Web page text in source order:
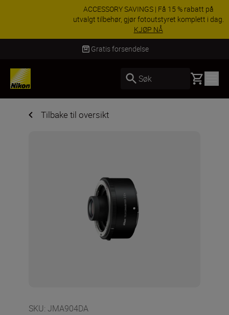
ACCESSORY SAVINGS | Få 15 % rabatt på
utvalgt tilbehør, gjør fotoutstyret komplett i dag.
Levering innen 3–6 virkedager
Søk Basket
Tilbake til oversikt
SKU: JMA904DA